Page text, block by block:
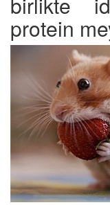
protein